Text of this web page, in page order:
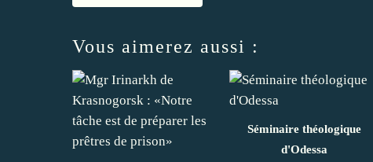
Vous aimerez aussi :
Séminaire théologique
d'Odessa